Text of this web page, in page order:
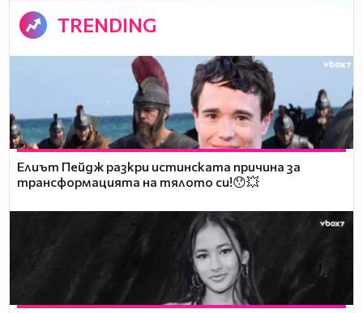
TRENDING
Елиът Пейдж разкри истинската причина за
трансформацията на тялото си!😯💥